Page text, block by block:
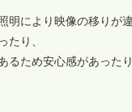
明により映像の移りが
たり、
るため安心感があったり